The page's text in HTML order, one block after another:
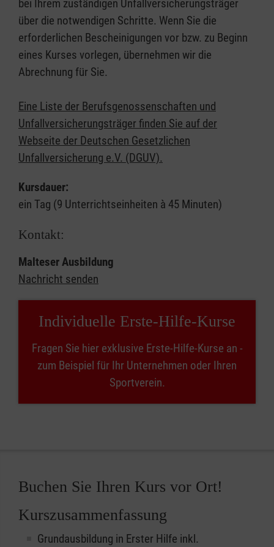
bei Ihrem zuständigen Unfallversicherungsträger
über die notwendigen Schritte. Wenn Sie die
erforderlichen Bescheinigungen vor bzw. zu Beginn
eines Kurses vorlegen, übernehmen wir die
Abrechnung für Sie.
Eine Liste der Berufsgenossenschaften und
Unfallversicherungsträger finden Sie auf der
Webseite der Deutschen Gesetzlichen
Unfallversicherung e.V. (DGUV).
Kursdauer:
ein Tag (9 Unterrichtseinheiten à 45 Minuten)
Kontakt:
Malteser Ausbildung
Nachricht senden
Individuelle Erste-Hilfe-Kurse
Fragen Sie hier exklusive Erste-Hilfe-Kurse an -
zum Beispiel für Ihr Unternehmen oder Ihren
Sportverein.
Buchen Sie Ihren Kurs vor Ort!
Kurszusammenfassung
Grundausbildung in Erster Hilfe inkl.